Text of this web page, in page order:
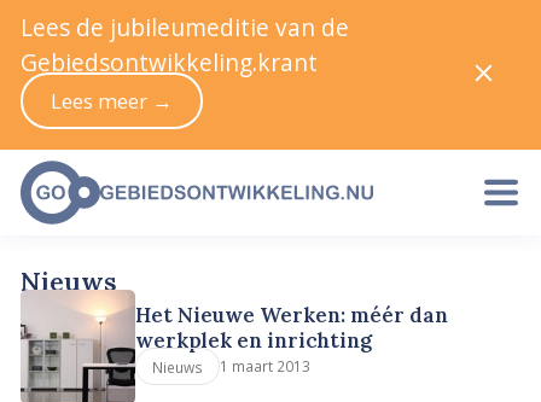
Nieuws
Het Nieuwe Werken: méér dan
werkplek en inrichting
Nieuws 1 maart 2013
Lees de jubileumeditie van de
Gebiedsontwikkeling.krant
Lees meer →